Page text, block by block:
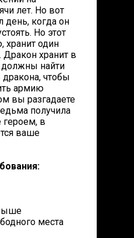
лет. Но вот
день, когда он
Но этот
хранит один
хранит в
найти
дракона, чтобы
армию
вы разгадаете
получила
героем, в
ваше
места